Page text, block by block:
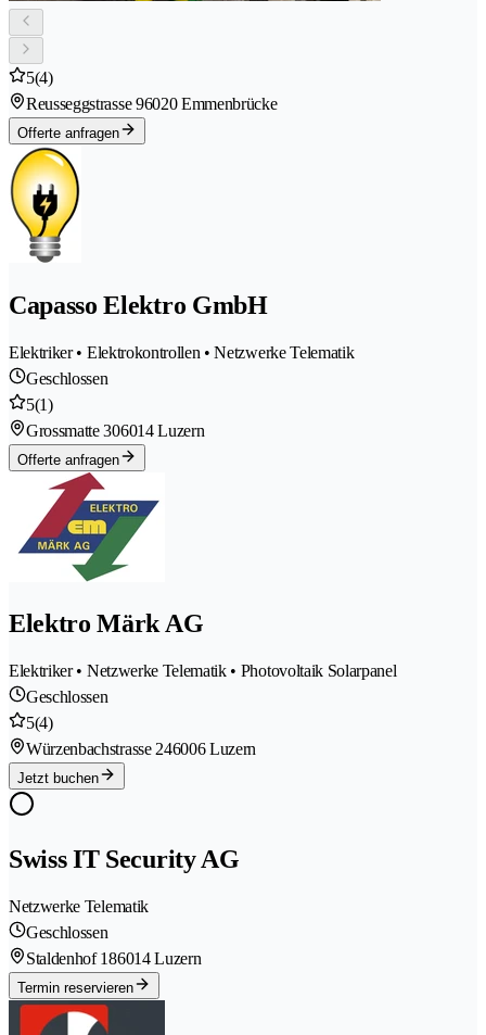
5(4)
Reusseggstrasse 96020 Emmenbrücke
Offerte anfragen
Capasso Elektro GmbH
Elektriker • Elektrokontrollen • Netzwerke Telematik
Geschlossen
5(1)
Grossmatte 306014 Luzern
Offerte anfragen
Elektro Märk AG
Elektriker • Netzwerke Telematik • Photovoltaik Solarpanel
Geschlossen
5(4)
Würzenbachstrasse 246006 Luzern
Jetzt buchen
Swiss IT Security AG
Netzwerke Telematik
Geschlossen
Staldenhof 186014 Luzern
Termin reservieren